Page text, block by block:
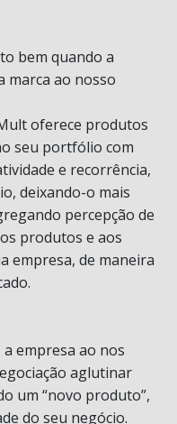
bem quando a
marca ao nosso
oferece produtos
seu portfólio com
e recorrência,
deixando-o mais
percepção de
produtos e aos
empresa, de maneira
empresa ao nos
aglutinar
um “novo produto”,
do seu negócio.